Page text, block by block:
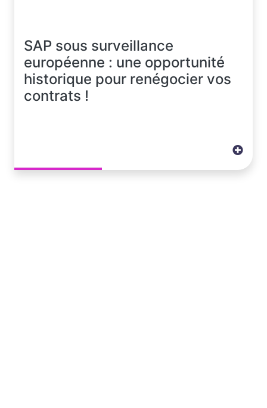
SAP sous surveillance
européenne : une opportunité
historique pour renégocier vos
contrats !